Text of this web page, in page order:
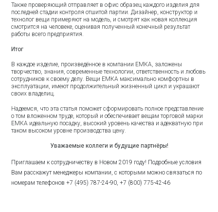
Также проверяющий отправляет в офис образец каждого изделия для
последней стадии контроля отшитой партии. Дизайнер, конструктор и
технолог вещи примеряют на модель, и смотрят как новая коллекция
смотрится на человеке, оценивая полученный конечный результат
работы всего предприятия.
Итог
В каждое изделие, произведённое в компании ЕМКА, заложены
творчество, знания, современные технологии, ответственность и любовь
сотрудников к своему делу. Вещи ЕМКА максимально комфортны в
эксплуатации, имеют продолжительный жизненный цикл и украшают
своих владелиц.
Надеемся, что эта статья поможет сформировать полное представление
о том вложенном труде, который и обеспечивает вещам торговой марки
ЕМКА идеальную посадку, высокий уровень качества и адекватную при
таком высоком уровне производства цену.
Уважаемые коллеги и будущие партнёры!
Приглашаем к сотрудничеству в Новом 2019 году! Подробные условия
Вам расскажут менеджеры компании, с которыми можно связаться по
номерам телефонов +7 (495) 787-24-90, +7 (800) 775-42-46